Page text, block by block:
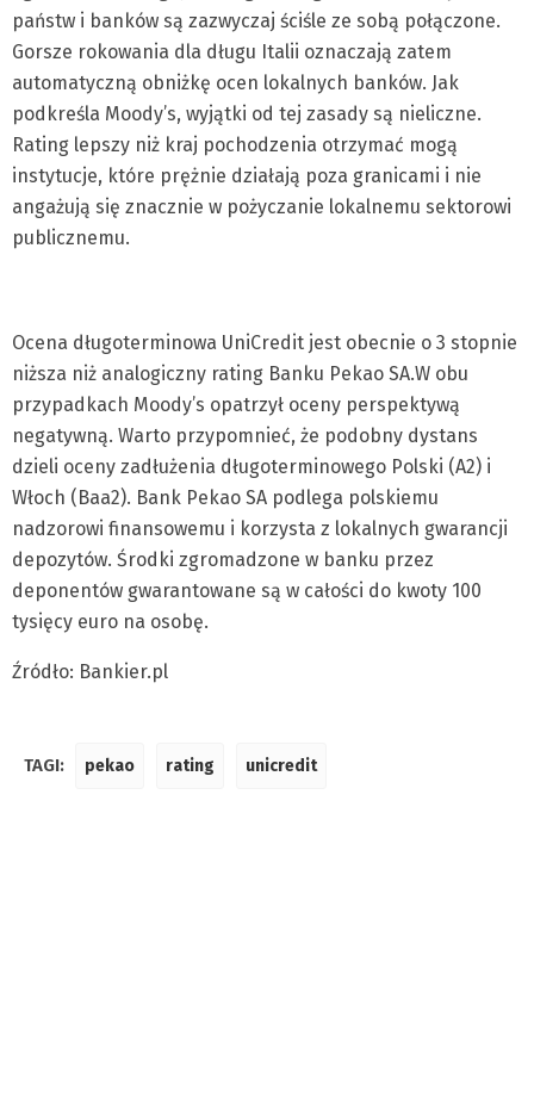
państw i banków są zazwyczaj ściśle ze sobą połączone.
Gorsze rokowania dla długu Italii oznaczają zatem
automatyczną obniżkę ocen lokalnych banków. Jak
podkreśla Moody’s, wyjątki od tej zasady są nieliczne.
Rating lepszy niż kraj pochodzenia otrzymać mogą
instytucje, które prężnie działają poza granicami i nie
angażują się znacznie w pożyczanie lokalnemu sektorowi
publicznemu.
Ocena długoterminowa UniCredit jest obecnie o 3 stopnie
niższa niż analogiczny rating Banku Pekao SA.W obu
przypadkach Moody’s opatrzył oceny perspektywą
negatywną. Warto przypomnieć, że podobny dystans
dzieli oceny zadłużenia długoterminowego Polski (A2) i
Włoch (Baa2). Bank Pekao SA podlega polskiemu
nadzorowi finansowemu i korzysta z lokalnych gwarancji
depozytów. Środki zgromadzone w banku przez
deponentów gwarantowane są w całości do kwoty 100
tysięcy euro na osobę.
Źródło: Bankier.pl
TAGI: pekao rating unicredit